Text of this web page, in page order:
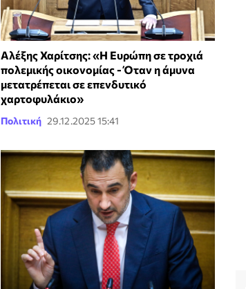
Αλέξης Χαρίτσης: «Η Ευρώπη σε τροχιά
πολεμικής οικονομίας - Όταν η άμυνα
μετατρέπεται σε επενδυτικό
χαρτοφυλάκιο»
Πολιτική 29.12.2025 15:41